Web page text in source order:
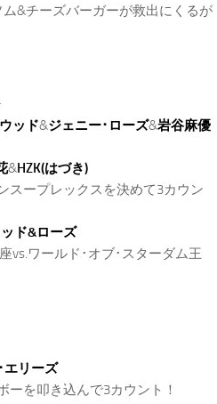
&チーズバーガーが救出にくるが
ッド&ジェニー･ローズ&岩谷麻優
&HZK(はづき)
スープレックスを決めて3カウン
ド&ローズ
vs.ワールド･オブ･スターダム王
エリーズ
を叩き込んで3カウント！